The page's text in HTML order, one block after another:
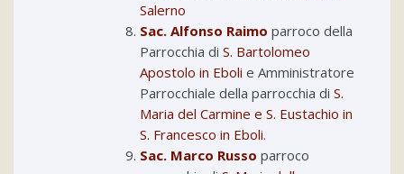
Salerno
Sac. Alfonso Raimo parroco della
Parrocchia di S. Bartolomeo
Apostolo in Eboli e Amministratore
Parrocchiale della parrocchia di S.
Maria del Carmine e S. Eustachio in
S. Francesco in Eboli.
Sac. Marco Russo parroco